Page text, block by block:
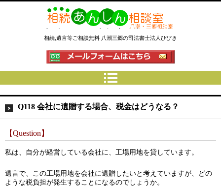
相続あんしん相談室八潮三郷│相
続手続 名義変更 遺言なら埼玉県
の司法書士法人ひびき
相続,遺言等ご相談無料 八潮三郷の司法書士法人ひびき
Q118 会社に遺贈する場合、税金はどうなる？
【Question】
私は、自分が経営している会社に、工場用地を貸しています。
遺言で、この工場用地を会社に遺贈したいと考えていますが、どの
ような税負担が発生することになるのでしょうか。